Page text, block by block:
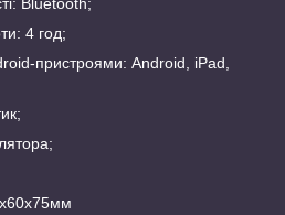
Bluetooth;
4 год;
пристроями: Android, iPad,